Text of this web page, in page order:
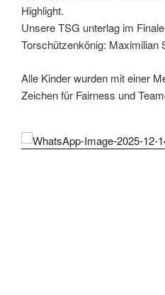
Highlight.
Unsere TSG unterlag im
Torschützenkönig:
Alle Kinder wurden mit einer
Zeichen für Fairness und